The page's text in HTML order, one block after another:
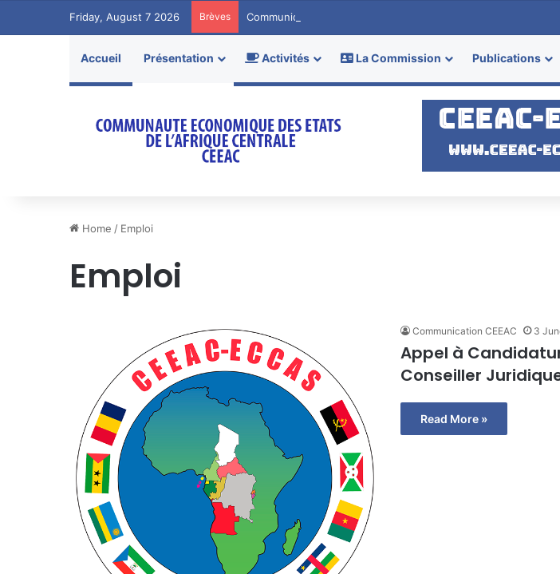
Friday, August 7 2026 Brèves Communiqué de Presse
Accueil Présentation Activités La Commission Publications
Home / Emploi
Emploi
Communication CEEAC 3
Appel à
Conseiller
Read More »